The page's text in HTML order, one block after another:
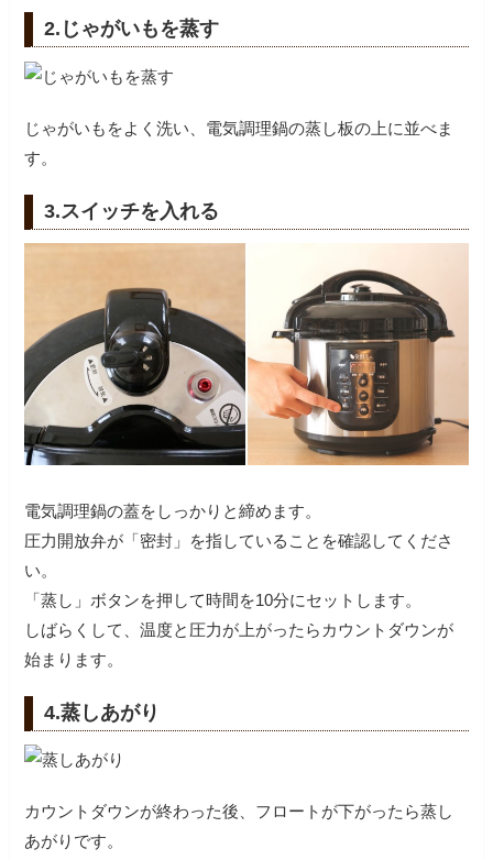
2.じゃがいもを蒸す
じゃがいもをよく洗い、電気調理鍋の蒸し板の上に並べま
す。
3.スイッチを入れる
電気調理鍋の蓋をしっかりと締めます。
圧力開放弁が「密封」を指していることを確認してくださ
い。
「蒸し」ボタンを押して時間を10分にセットします。
しばらくして、温度と圧力が上がったらカウントダウンが
始まります。
4.蒸しあがり
カウントダウンが終わった後、フロートが下がったら蒸し
あがりです。